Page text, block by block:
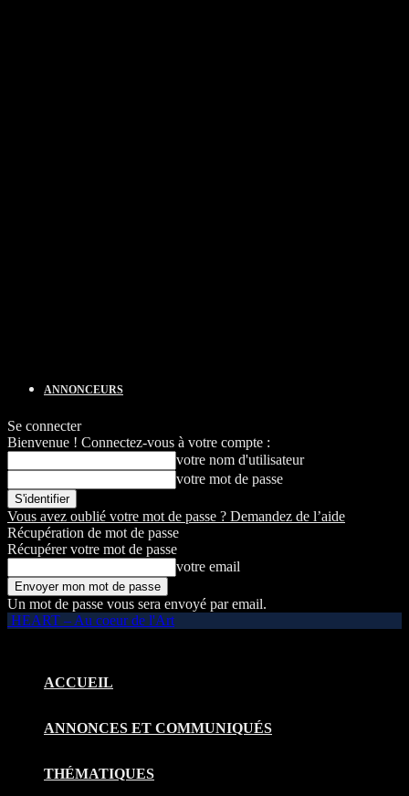
ANNONCEURS
Se connecter
Bienvenue ! Connectez-vous à votre compte :
votre nom d'utilisateur
votre mot de passe
Vous avez oublié votre mot de passe ? Demandez de l’aide
Récupération de mot de passe
Récupérer votre mot de passe
votre email
Un mot de passe vous sera envoyé par email.
HEART – Au coeur de l'Art
ACCUEIL
ANNONCES ET COMMUNIQUÉS
THÉMATIQUES